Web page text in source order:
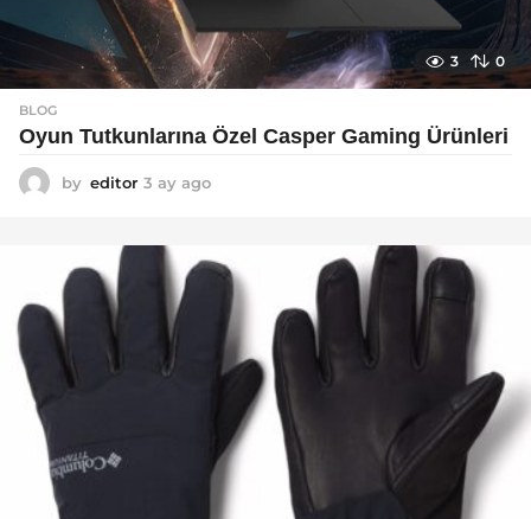
3 0
BLOG
Oyun Tutkunlarına Özel Casper Gaming Ürünleri
by editor 3 ay ago
g